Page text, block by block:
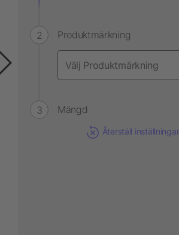
Produktmärkning
Mängd
Återställ inställningar